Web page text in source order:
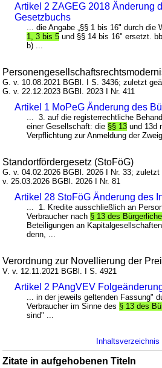
Artikel 2 ZAGEG 2018 Änderung
Gesetzbuchs
... die Angabe „§§ 1 bis 16" durch die
1, 3 bis 5 und §§ 14 bis 16" ersetzt.
b) ...
G. v. 10.08.2021 BGBl. I S. 3436; zuletzt
G. v. 22.12.2023 BGBl. 2023 I Nr. 411
Artikel 1 MoPeG Änderung des
... 3. auf die registerrechtliche
einer Gesellschaft: die §§ 13 und 13d
Verpflichtung zur Anmeldung der
Standortfördergesetz (StoFöG)
G. v. 04.02.2026 BGBl. 2026 I Nr. 33; zuletzt
v. 25.03.2026 BGBl. 2026 I Nr. 81
Artikel 28 StoFöG Änderung des
... 1. Kredite ausschließlich an
Verbraucher nach § 13 des
Beteiligungen an
denn, ...
Verordnung zur Novellierung der
V. v. 12.11.2021 BGBl. I S. 4921
Artikel 2 PAngVEV
... in der jeweils geltenden Fassung"
Verbraucher im Sinne des § 13 des
sind" ...
Inhaltsverzeichnis
Zitate in aufgehobenen Titeln